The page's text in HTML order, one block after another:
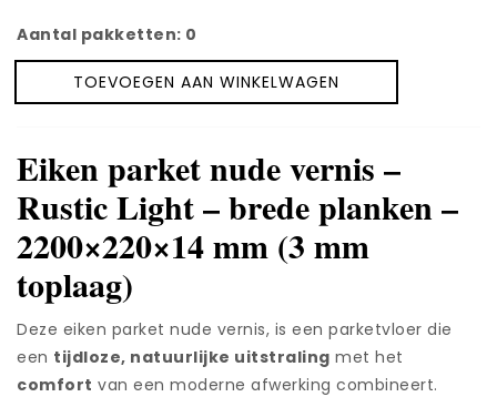
Aantal pakketten: 0
LIGHT
-
nude
vernis
-
brede
-
NAT013220
aantal
TOEVOEGEN AAN WINKELWAGEN
Eiken parket nude vernis –
Rustic Light – brede planken –
2200×220×14 mm (3 mm
toplaag)
Deze eiken parket nude vernis, is een parketvloer die
een tijdloze, natuurlijke uitstraling met het
comfort van een moderne afwerking combineert.